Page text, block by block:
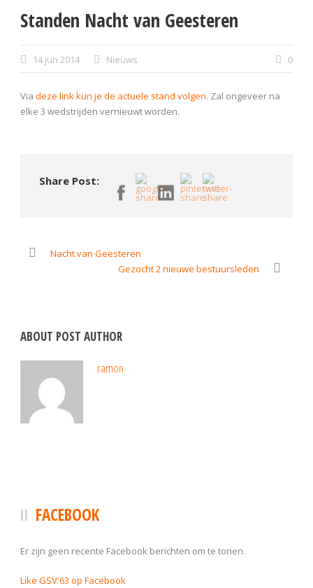
Standen Nacht van Geesteren
14 jun 2014 Nieuws 0
Via deze link kun je de actuele stand volgen. Zal ongeveer na
elke 3 wedstrijden vernieuwt worden.
Share Post:
Nacht van Geesteren
Gezocht 2 nieuwe bestuursleden
ABOUT POST AUTHOR
ramon
FACEBOOK
Er zijn geen recente Facebook berichten om te tonen.
Like GSV'63 op Facebook